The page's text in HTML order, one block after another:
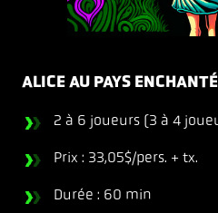
ALICE AU PAYS ENCHANTÉ
2 à 6 joueurs (3 à 4
Prix : 33,05$/pers. + tx.
Durée : 60 min